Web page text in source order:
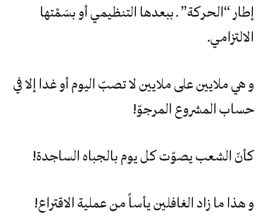
‬إطار‮ “‬الحركة‮” ‬ـ‮ ‬ببعدها‮ ‬التنظيمي‮ ‬أو‮ ‬بسَمْتها‮
‬الالتزامي‮.‬
و‮ ‬هي‮ ‬ملايين‮ ‬على‮ ‬ملايين‮ ‬لا‮ ‬تصبّ‮ ‬اليوم‮ ‬أو‮ ‬غدا‮ ‬إلا‮ ‬في‮
‬حساب‮ ‬المشروع‮ ‬المرجوّ‮!‬
كأنّ‮ ‬الشعب‮ ‬يصوّت‮ ‬كل‮ ‬يوم‮ ‬بالجباه‮ ‬الساجدة‮!‬
و‮ ‬هذا‮ ‬ما‮ ‬زاد‮ ‬الغافلين‮ ‬يأساً‮ ‬من‮ ‬عملية‮ ‬الاقتراع‮!‬